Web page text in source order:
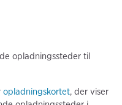
opladningssteder til
opladningskortet, der viser